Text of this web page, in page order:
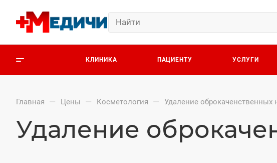
КЛИНИКА ПАЦИЕНТУ УСЛУГИ
Главная — Цены — Косметология — Удаление оброкаченственных
Удаление